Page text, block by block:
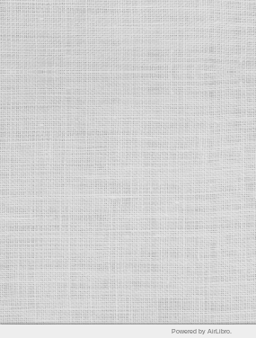
Powered by AirLibro.